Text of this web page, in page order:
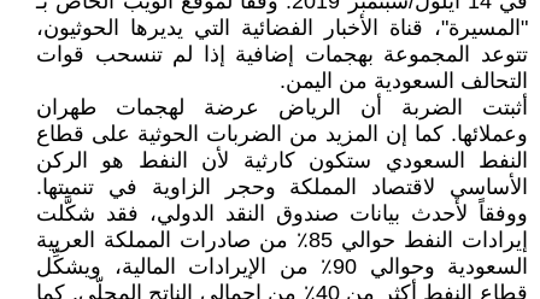
"المسيرة"، قناة الأخبار الفضائية التي يديرها الحوثيون،
تتوعد المجموعة بهجمات إضافية إذا لم تنسحب قوات
التحالف السعودية من اليمن.
أثبتت الضربة أن الرياض عرضة لهجمات طهران
وعملائها. كما إن المزيد من الضربات الحوثية على قطاع
النفط السعودي ستكون كارثية لأن النفط هو الركن
الأساسي لاقتصاد المملكة وحجر الزاوية في تنميتها.
ووفقاً لأحدث بيانات صندوق النقد الدولي، فقد شكَّلت
إيرادات النفط حوالي 85٪ من صادرات المملكة العربية
السعودية وحوالي 90٪ من الإيرادات المالية، ويشكِّل
قطاع النفط أكثر من 40٪ من إجمالي الناتج المحلّي. كما